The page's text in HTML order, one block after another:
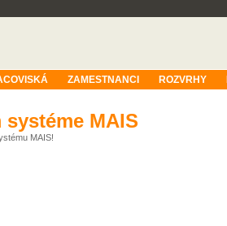
ZAMESTNANCI ROZVRHY
MAIS
MAIS!